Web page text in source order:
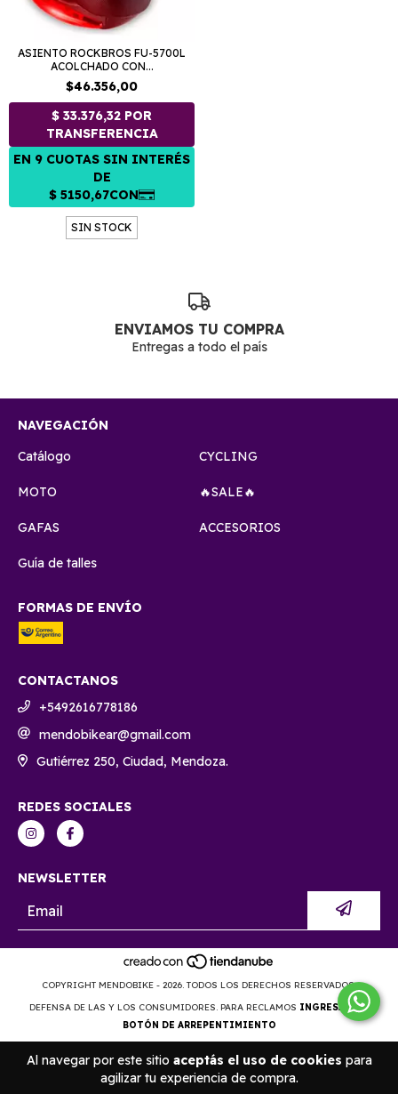
Al navegar por este sitio aceptás el uso de cookies para
agilizar tu experiencia de compra.
ASIENTO ROCKBROS FU-5700L
ACOLCHADO CON...
$46.356,00
SIN STOCK
ENVIAMOS TU COMPRA
Entregas a todo el país
NAVEGACIÓN
Catálogo
CYCLING
MOTO 🔥SALE🔥
GAFAS ACCESORIOS
Guía de talles
FORMAS DE ENVÍO
CONTACTANOS
+5492616778186
mendobikear@gmail.com
Gutiérrez 250, Ciudad, Mendoza.
REDES SOCIALES
NEWSLETTER
COPYRIGHT MENDOBIKE - 2026. TODOS LOS DERECHOS RESERVADOS.
DEFENSA DE LAS Y LOS CONSUMIDORES. PARA RECLAMOS INGRESÁ ACÁ.
BOTÓN DE ARREPENTIMIENTO